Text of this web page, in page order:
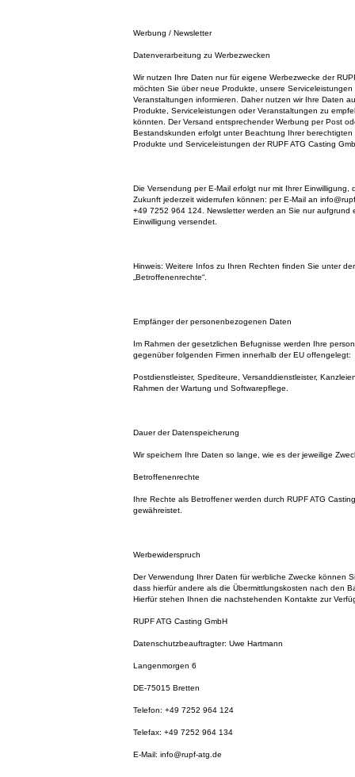
Werbung / Newsletter
Datenverarbeitung zu Werbezwecken
Wir nutzen Ihre Daten nur für eigene Werbezwecke der
möchten Sie über neue Produkte, unsere Serviceleistungen
Veranstaltungen informieren. Daher nutzen wir Ihre Daten
Produkte, Serviceleistungen oder Veranstaltungen zu
könnten. Der Versand entsprechender Werbung per Post
Bestandskunden erfolgt unter Beachtung Ihrer berechtigten
Produkte und Serviceleistungen der RUPF ATG Casting
Die Versendung per E-Mail erfolgt nur mit Ihrer Einwilligung,
Zukunft jederzeit widerrufen können: per E-Mail an
+49 7252 964 124. Newsletter werden an Sie nur aufgrund
Einwilligung versendet.
Hinweis: Weitere Infos zu Ihren Rechten finden Sie unter
„Betroffenenrechte“.
Empfänger der personenbezogenen Daten
Im Rahmen der gesetzlichen Befugnisse werden Ihre
gegenüber folgenden Firmen innerhalb der EU offengelegt:
Postdienstleister, Spediteure, Versanddienstleister,
Rahmen der Wartung und Softwarepflege.
Dauer der Datenspeicherung
Wir speichern Ihre Daten so lange, wie es der jeweilige
Betroffenenrechte
Ihre Rechte als Betroffener werden durch RUPF ATG
gewähreistet.
Werbewiderspruch
Der Verwendung Ihrer Daten für werbliche Zwecke können
dass hierfür andere als die Übermittlungskosten nach den
Hierfür stehen Ihnen die nachstehenden Kontakte zur
RUPF ATG Casting GmbH
Datenschutzbeauftragter: Uwe Hartmann
Langenmorgen 6
DE-75015 Bretten
Telefon: +49 7252 964 124
Telefax: +49 7252 964 134
E-Mail: info@rupf-atg.de